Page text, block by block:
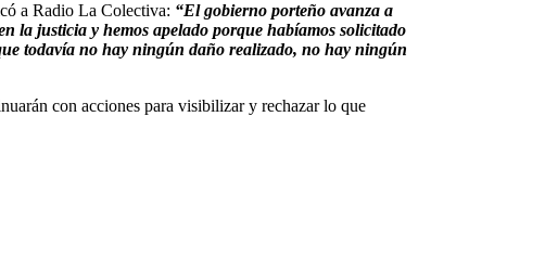
a Radio La Colectiva: “El gobierno porteño avanza a
la justicia y hemos apelado porque habíamos solicitado
todavía no hay ningún daño realizado, no hay ningún
con acciones para visibilizar y rechazar lo que